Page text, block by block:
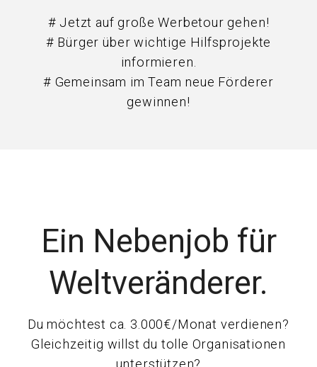
# Jetzt auf große Werbetour gehen!
# Bürger über wichtige Hilfsprojekte
informieren.
# Gemeinsam im Team neue Förderer
gewinnen!
Ein Nebenjob für
Weltveränderer.
Du möchtest ca. 3.000€/Monat verdienen?
Gleichzeitig willst du tolle Organisationen
unterstützen?